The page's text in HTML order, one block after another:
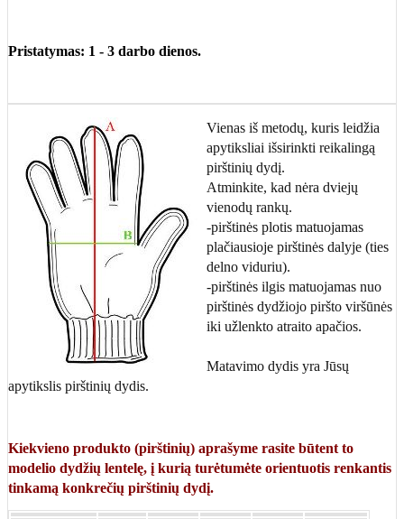
Pristatymas: 1 - 3 darbo dienos.
Vienas iš metodų, kuris leidžia
apytiksliai išsirinkti reikalingą
pirštinių dydį.
Atminkite, kad nėra dviejų
vienodų rankų.
-pirštinės plotis matuojamas
plačiausioje pirštinės dalyje (ties
delno viduriu).
-pirštinės ilgis matuojamas nuo
pirštinės dydžiojo piršto viršūnės
iki užlenkto atraito apačios.
Matavimo dydis yra Jūsų
apytikslis pirštinių dydis.
Kiekvieno produkto (pirštinių) aprašyme rasite būtent to
modelio dydžių lentelę, į kurią turėtumėte orientuotis renkantis
tinkamą konkrečių pirštinių dydį.